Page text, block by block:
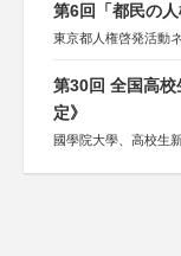
第6回「都民の人
東京都人権啓発活動
第30回 全国高
定》
國學院大學、高校生